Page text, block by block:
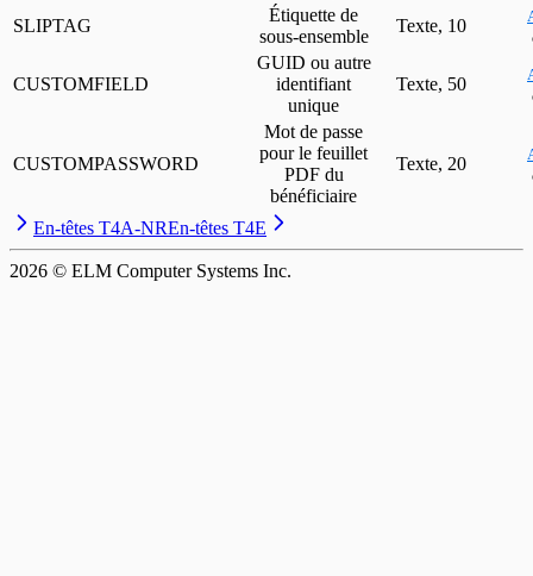
SLIPTAG
Étiquette de
sous-ensemble
Texte, 10
CUSTOMFIELD
GUID ou autre
identifiant
unique
Texte, 50
CUSTOMPASSWORD
Mot de passe
pour le feuillet
PDF du
bénéficiaire
Texte, 20
En-têtes T4A-NREn-têtes T4E
2026 © ELM Computer Systems Inc.